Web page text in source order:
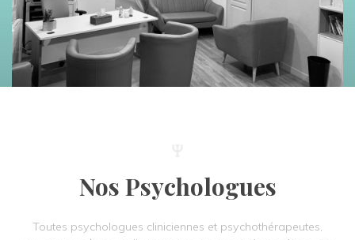
Nos Psychologues
Toutes psychologues cliniciennes et psychothérapeutes,